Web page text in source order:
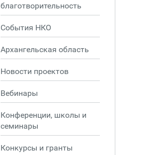
благотворительность
События НКО
Архангельская область
Новости проектов
Вебинары
Конференции, школы и
семинары
Конкурсы и гранты